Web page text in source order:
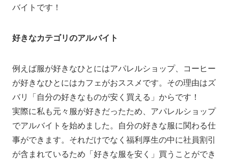
バイトです！
好きなカテゴリのアルバイト
例えば服が好きなひとにはアパレルショップ、コーヒー
が好きなひとにはカフェがおススメです。その理由はズ
バリ「自分の好きなものが安く買える」からです！
実際に私も元々服が好きだったため、アパレルショップ
でアルバイトを始めました。自分の好きな服に関わる仕
事ができます。それだけでなく福利厚生の中に社員割引
が含まれているため「好きな服を安く」買うことができ